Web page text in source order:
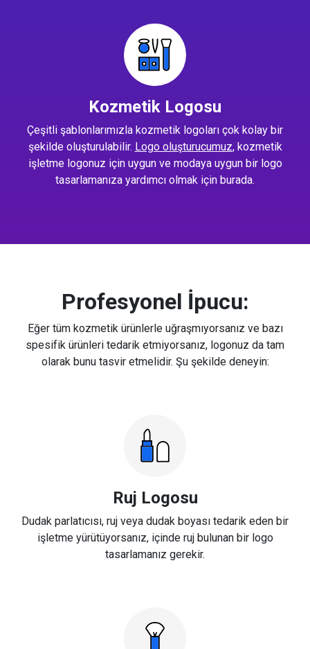
Kozmetik Logosu
Çeşitli şablonlarımızla kozmetik logoları çok kolay bir
şekilde oluşturulabilir. Logo oluşturucumuz, kozmetik
işletme logonuz için uygun ve modaya uygun bir logo
tasarlamanıza yardımcı olmak için burada.
Profesyonel İpucu:
Eğer tüm kozmetik ürünlerle uğraşmıyorsanız ve bazı
spesifik ürünleri tedarik etmiyorsanız, logonuz da tam
olarak bunu tasvir etmelidir. Şu şekilde deneyin:
Ruj Logosu
Dudak parlatıcısı, ruj veya dudak boyası tedarik eden bir
işletme yürütüyorsanız, içinde ruj bulunan bir logo
tasarlamanız gerekir.